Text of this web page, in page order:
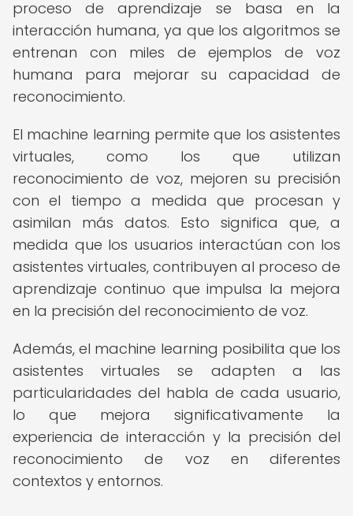
proceso de aprendizaje se basa en la
interacción humana, ya que los algoritmos se
entrenan con miles de ejemplos de voz
humana para mejorar su capacidad de
reconocimiento.
El machine learning permite que los asistentes
virtuales, como los que utilizan
reconocimiento de voz, mejoren su precisión
con el tiempo a medida que procesan y
asimilan más datos. Esto significa que, a
medida que los usuarios interactúan con los
asistentes virtuales, contribuyen al proceso de
aprendizaje continuo que impulsa la mejora
en la precisión del reconocimiento de voz.
Además, el machine learning posibilita que los
asistentes virtuales se adapten a las
particularidades del habla de cada usuario,
lo que mejora significativamente la
experiencia de interacción y la precisión del
reconocimiento de voz en diferentes
contextos y entornos.